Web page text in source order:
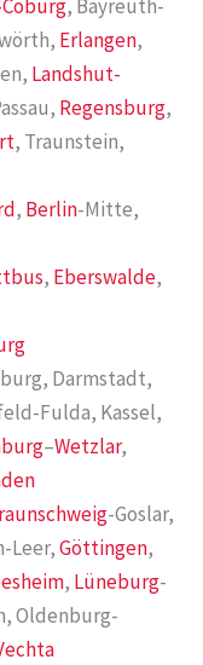
, Bayreuth-
Erlangen,
Landshut-
Regensburg,
, Traunstein,
, Berlin-Mitte,
, Eberswalde,
Darmstadt,
Fulda, Kassel,
–Wetzlar,
-Goslar,
Leer,Göttingen,
, Lüneburg-
Oldenburg-